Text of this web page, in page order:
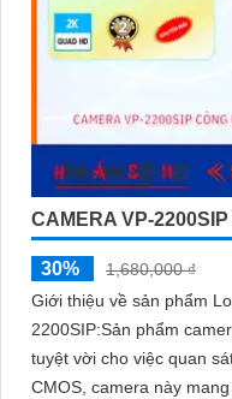
CAMERA VP-2200SIP
30%
1,680,000 ₫
Giới thiệu về sản phẩm
2200SIP:Sản phẩm
tuyệt vời cho việc quan sát và
CMOS, camera này